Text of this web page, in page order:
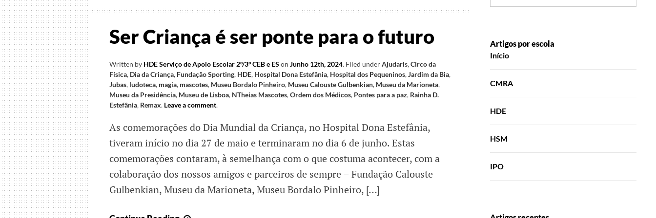
Ser Criança é ser ponte para o futuro
Written by HDE Serviço de Apoio Escolar 2º/3º CEB e ES on Junho 12th, 2024. Filed underAjudaris,Circo da
Física, Dia da Criança, Fundação Sporting, HDE, Hospital Dona Estefânia, Hospital dos Pequeninos,Jardim da Bia,
Jubas, ludoteca, magia, mascotes, Museu Bordalo Pinheiro, Museu Calouste Gulbenkian, Museu da Marioneta,
Museu da Presidência, Museu de Lisboa, NTheias Mascotes,Ordem dos Médicos, Pontes para a paz, Rainha D.
Estefânia, Remax. Leave a comment.
As comemorações do Dia Mundial da Criança, no Hospital Dona Estefânia,
tiveram início no dia 27 de maio e terminaram no dia 6 de junho. Estas
comemorações contaram, à semelhança com o que costuma acontecer, com a
colaboração dos nossos amigos e parceiros de sempre – Fundação Calouste
Gulbenkian, Museu da Marioneta, Museu Bordalo Pinheiro, […]
Artigos por escola
Início
CMRA
HDE
HSM
IPO